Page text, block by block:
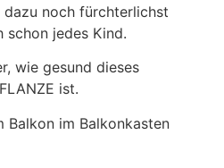
noch fürch­ter­lichst
schon jedes Kind.
wie gesund die­ses
ist.